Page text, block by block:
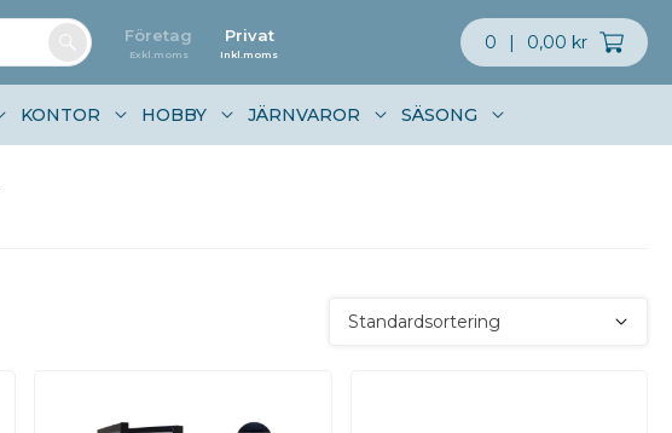
Företag
Exkl.moms
Privat
Inkl.moms
0 | 0,00 kr
KONTOR HOBBY JÄRNVAROR SÄSONG